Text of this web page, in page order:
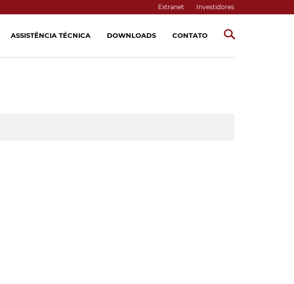
Extranet Investidores
ASSISTÊNCIA TÉCNICA DOWNLOADS CONTATO